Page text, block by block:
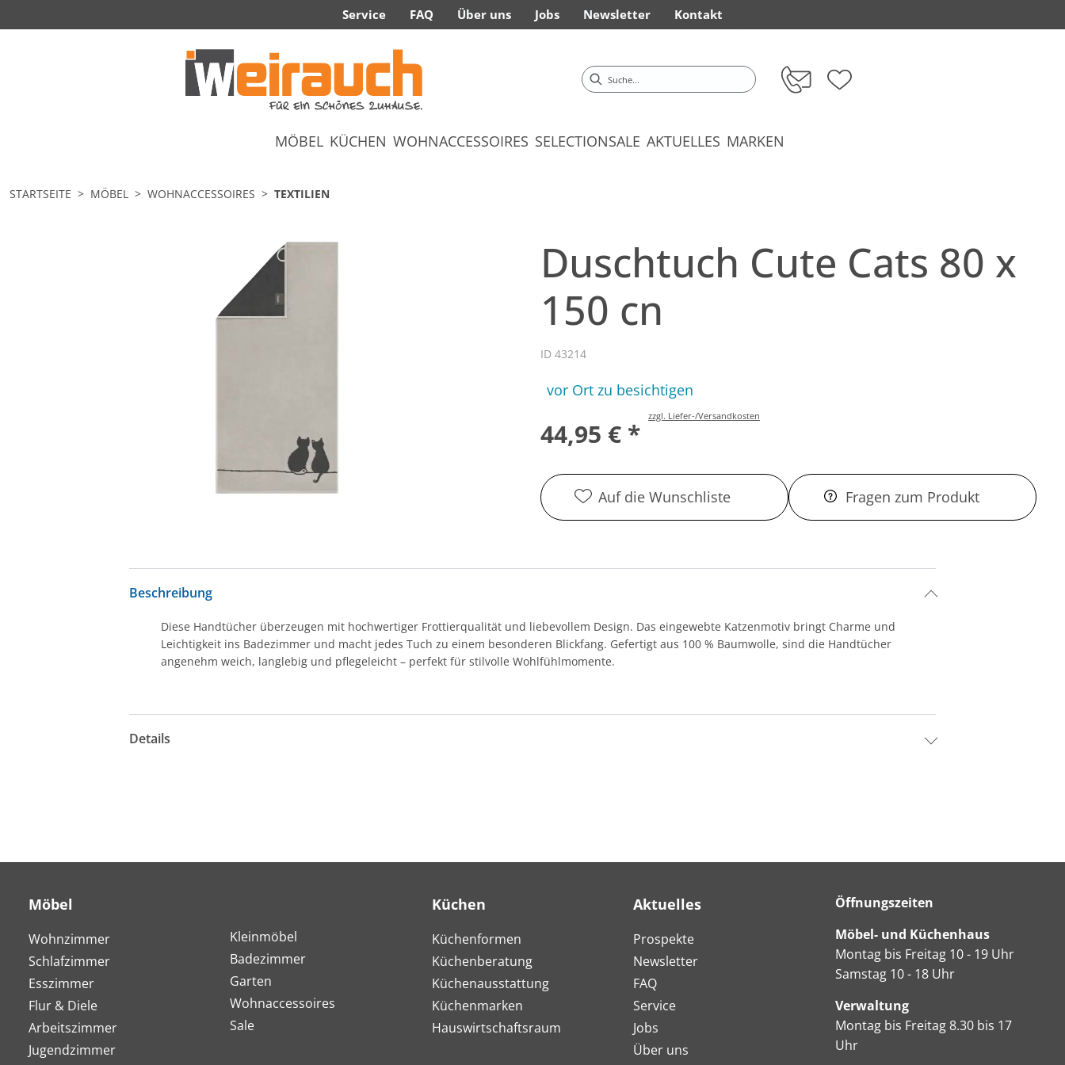
Service FAQ Über uns Jobs Newsletter Kontakt
MÖBEL KÜCHEN WOHNACCESSOIRES SELECTIONSALE AKTUELLES MARKEN
STARTSEITE MÖBEL WOHNACCESSOIRES TEXTILIEN
Duschtuch Cute Cats 80 x
150 cn
ID 43214
vor Ort zu besichtigen
44,95 € *
zzgl. Liefer-/Versandkosten
Auf die Wunschliste Fragen zum Produkt
Beschreibung
Diese Handtücher überzeugen mit hochwertiger Frottierqualität und liebevollem Design. Das eingewebte Katzenmotiv bringt Charme und
Leichtigkeit ins Badezimmer und macht jedes Tuch zu einem besonderen Blickfang. Gefertigt aus 100 % Baumwolle, sind die Handtücher
angenehm weich, langlebig und pflegeleicht – perfekt für stilvolle Wohlfühlmomente.
Details
Möbel
Wohnzimmer
Schlafzimmer
Esszimmer
Flur & Diele
Arbeitszimmer
Jugendzimmer
Kleinmöbel
Badezimmer
Garten
Wohnaccessoires
Sale
Küchen
Küchenformen
Küchenberatung
Küchenausstattung
Küchenmarken
Hauswirtschaftsraum
Aktuelles
Prospekte
Newsletter
FAQ
Service
Jobs
Über uns
Öffnungszeiten
Möbel- und Küchenhaus
Montag bis Freitag 10 - 19 Uhr
Samstag 10 - 18 Uhr
Verwaltung
Montag bis Freitag 8.30 bis 17
Uhr